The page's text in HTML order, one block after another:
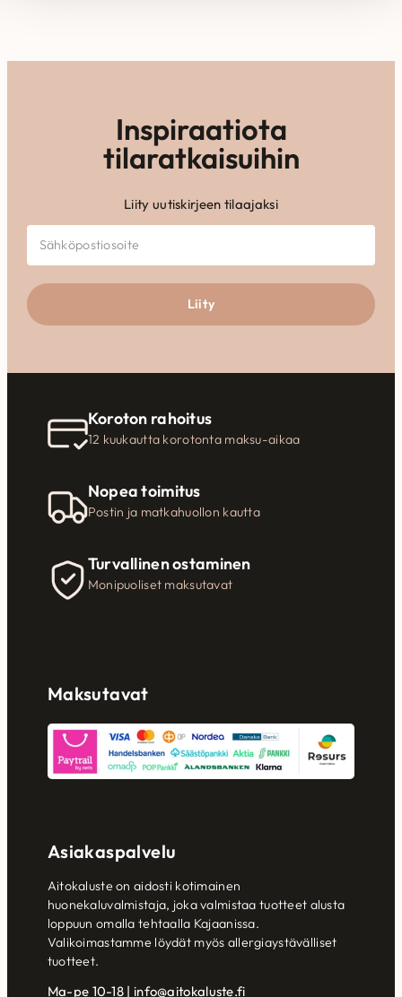
Inspiraatiota
tilaratkaisuihin
Liity uutiskirjeen tilaajaksi
Liity
Koroton rahoitus
12 kuukautta korotonta maksu-aikaa
Nopea toimitus
Postin ja matkahuollon kautta
Turvallinen ostaminen
Monipuoliset maksutavat
Maksutavat
Asiakaspalvelu
Aitokaluste on aidosti kotimainen
huonekaluvalmistaja, joka valmistaa tuotteet alusta
loppuun omalla tehtaalla Kajaanissa.
Valikoimastamme löydät myös allergiaystävälliset
tuotteet.
Ma-pe 10-18 | info@aitokaluste.fi